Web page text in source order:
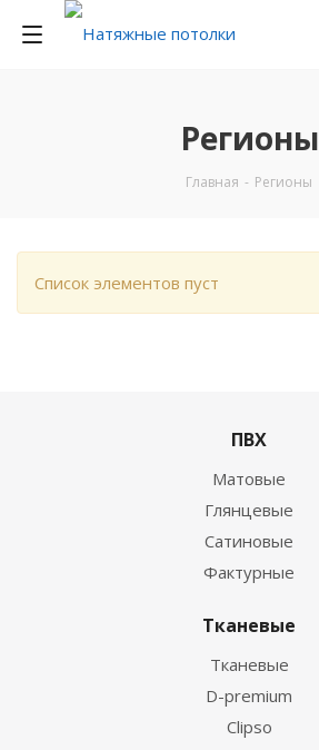
Регионы
Главная - Регионы
Список элементов пуст
ПВХ
Матовые
Глянцевые
Сатиновые
Фактурные
Тканевые
Тканевые
D-premium
Clipso